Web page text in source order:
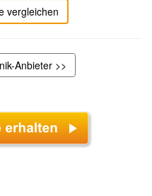
vergleichen
Anbieter >>